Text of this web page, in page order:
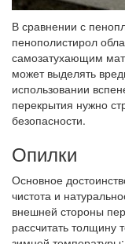
В сравнении с
пенополистирол
самозатухающим
может выделять
использовании
перекрытия нужно
безопасности.
Опилки
Основное
чистота и
внешней стороны
рассчитать толщину